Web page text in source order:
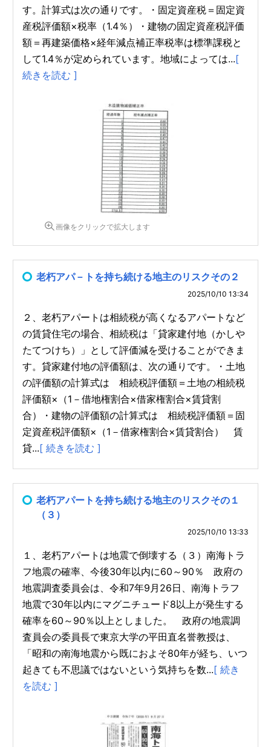
す。計算式は次の通りです。・固定資産税＝固定資
産税評価額×税率（1.4％）・建物の固定資産税評価
額＝再建築価格×経年減点補正率税率は標準課税と
して1.4％が定められています。地域によっては...[
続きを読む ]
画像をクリックで拡大します
老朽アパ－トを持ち続ける地主のリスクその２
2025/10/10 13:34
２、老朽アパートは相続税が高くなるアパートなど
の賃貸住宅の場合、相続税は「貸家建付地（かしや
たてつけち）」として評価減を受けることができま
す。貸家建付地の評価額は、次の通りです。・土地
の評価額の計算式は 相続税評価額＝土地の相続税
評価額×（1－借地権割合×借家権割合×賃貸割
合）・建物の評価額の計算式は 相続税評価額＝固
定資産税評価額×（1－借家権割合×賃貸割合） 賃
貸...[ 続きを読む ]
老朽アパートを持ち続ける地主のリスクその１
（３）
2025/10/10 13:33
１、老朽アパートは地震で倒壊する（３）南海トラ
フ地震の確率、今後30年以内に60～90％ 政府の
地震調査委員会は、令和7年9月26日、南海トラフ
地震で30年以内にマグニチュード8以上が発生する
確率を60～90％以上としました。 政府の地震調
査員会の委員長で東京大学の平田直名誉教授は、
「昭和の南海地震から既におよそ80年が経ち、いつ
起きても不思議ではないという気持ちを数...[ 続き
を読む ]